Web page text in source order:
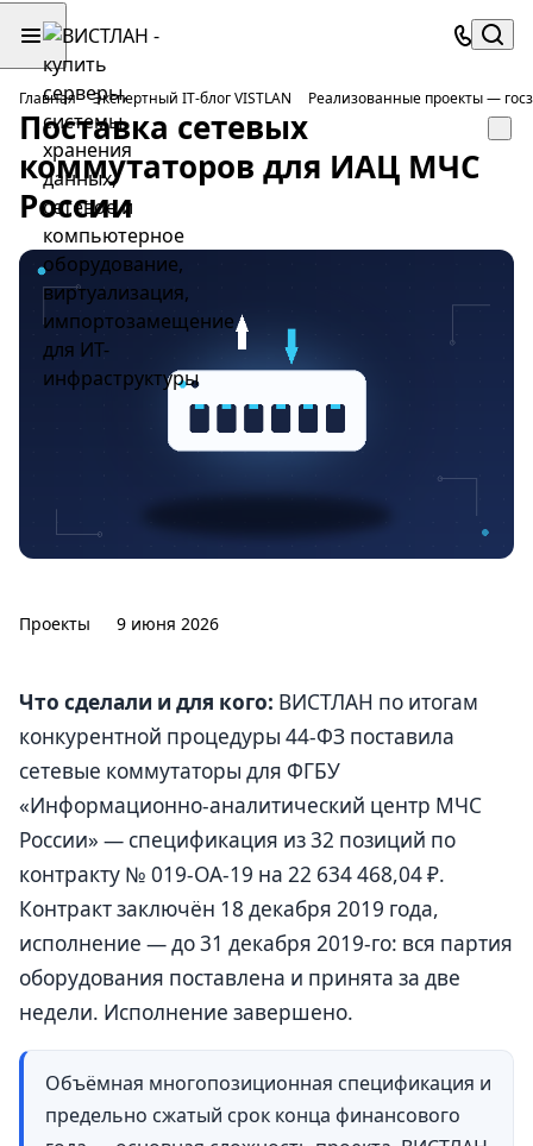
Главная Экспертный IT-блог VISTLAN Реализованные проекты —
Поставка сетевых
коммутаторов для ИАЦ МЧС
России
Проекты 9 июня 2026
Что сделали и для кого: ВИСТЛАН по итогам
конкурентной процедуры 44-ФЗ поставила
сетевые коммутаторы для ФГБУ
«Информационно-аналитический центр МЧС
России» — спецификация из 32 позиций по
контракту № 019-ОА-19 на 22 634 468,04 ₽.
Контракт заключён 18 декабря 2019 года,
исполнение — до 31 декабря 2019-го: вся партия
оборудования поставлена и принята за две
недели. Исполнение завершено.
Объёмная многопозиционная спецификация и
предельно сжатый срок конца финансового